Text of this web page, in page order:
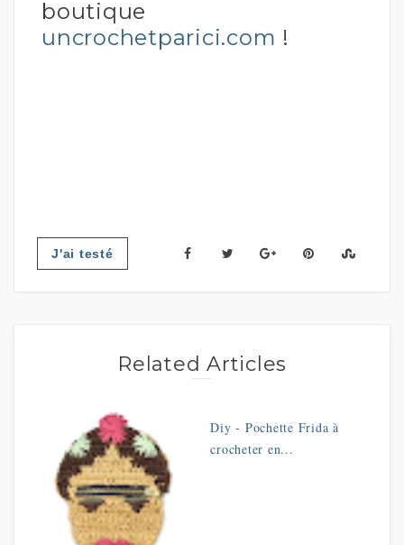
boutique
uncrochetparici.com !
J'ai testé
Related Articles
Diy - Pochette Frida à
crocheter en...